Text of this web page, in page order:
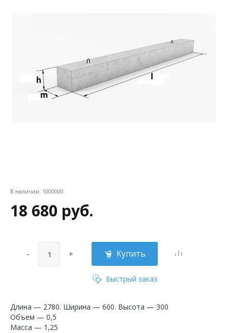
В наличии: 1000000
18 680 руб.
- + Купить
Быстрый заказ
Длина — 2780. Ширина — 600. Высота — 300
Объем — 0,5
Масса — 1,25